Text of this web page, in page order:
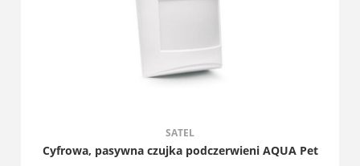
SATEL
Cyfrowa, pasywna czujka podczerwieni AQUA Pet